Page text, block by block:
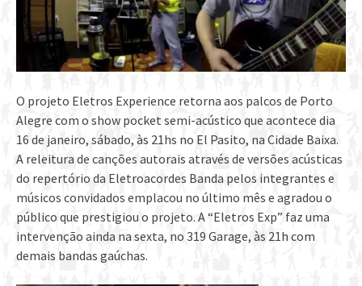
O projeto Eletros Experience retorna aos palcos de Porto
Alegre com o show pocket semi-acústico que acontece dia
16 de janeiro, sábado, às 21hs no El Pasito, na Cidade Baixa.
A releitura de canções autorais através de versões acústicas
do repertório da Eletroacordes Banda pelos integrantes e
músicos convidados emplacou no último mês e agradou o
público que prestigiou o projeto. A “Eletros Exp” faz uma
intervenção ainda na sexta, no 319 Garage, às 21h com
demais bandas gaúchas.